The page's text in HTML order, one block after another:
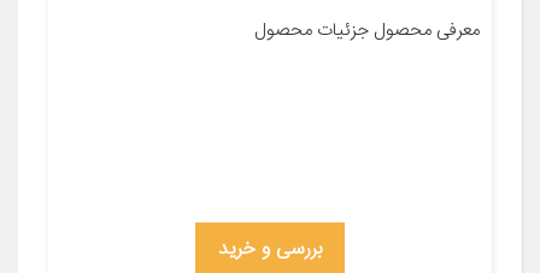
معرفی محصول جزئیات محصول
بررسی و خرید